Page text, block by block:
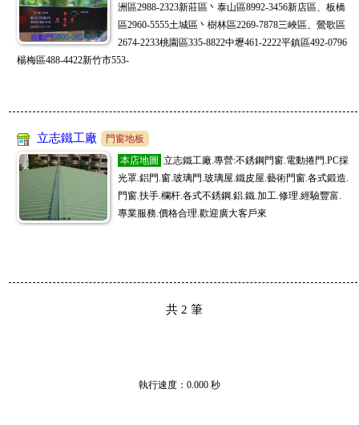
洲區2988-2323新莊區丶泰山區8992-3456新店區、板橋
區2960-5555土城區丶樹林區2269-7878三峽區、鶯歌區
2674-2233桃園區335-8822中壢461-2222平鎮區492-0796
楊梅區488-4422新竹市553-
立志鐵工廠
門窗地板
本店地圖 立志鐵工廠.專營:不銹鋼門窗.電動捲門.PC採
光罩.鋁門.窗.玻璃門.玻璃屋.鐵皮屋.藝術門窗.各式鍛造.
門窗.扶手.欄杆.各式不銹鋼.鋁.鐵.加工.修理.經驗豐富.
專業服務.價格合理.歡迎廣大客戶來
共2 筆
執行速度 ：0.000 秒